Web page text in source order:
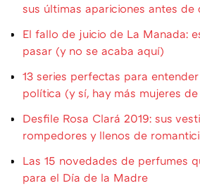
sus últimas apariciones antes de
El fallo de juicio de La Manada:
pasar (y no se acaba aquí)
13 series perfectas para
política (y sí, hay más mujeres
Desfile Rosa Clará 2019: sus
rompedores y llenos de
Las 15 novedades de perfumes
para el Día de la Madre